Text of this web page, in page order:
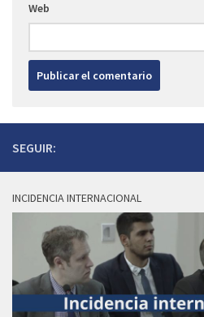
Web
SEGUIR:
INCIDENCIA INTERNACIONAL